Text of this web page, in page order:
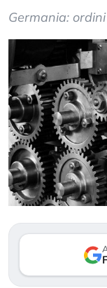
Germania: